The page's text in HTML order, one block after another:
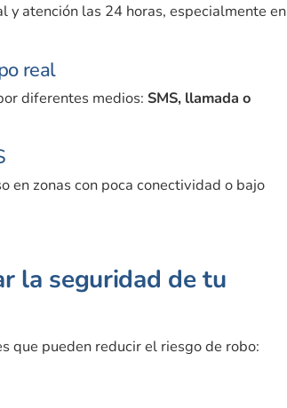
y atención las 24 horas, especialmente en
real
diferentes medios: SMS, llamada o
en zonas con poca conectividad o bajo
la seguridad de tu
que pueden reducir el riesgo de robo: